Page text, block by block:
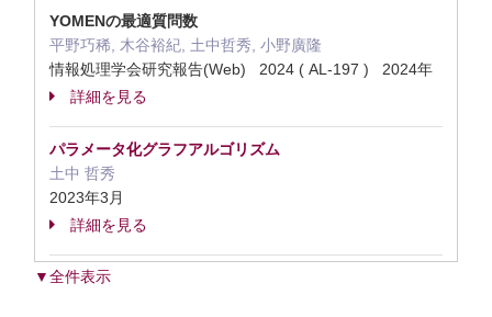
YOMENの最適質問数
平野巧稀, 木谷裕紀, 土中哲秀, 小野廣隆
情報処理学会研究報告(Web) 2024 ( AL-197 ) 2024年
詳細を見る
パラメータ化グラフアルゴリズム
土中 哲秀
2023年3月
詳細を見る
▼全件表示